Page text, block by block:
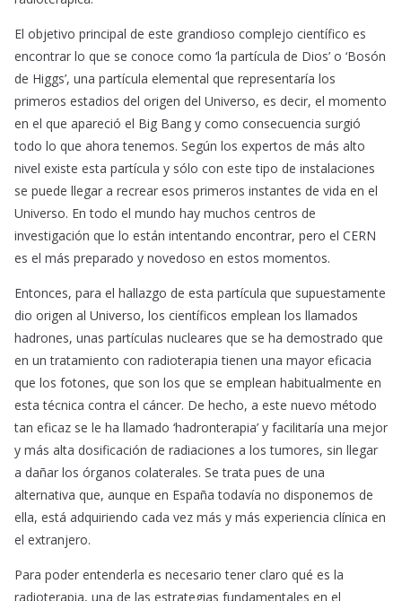
El objetivo principal de este grandioso complejo científico es
encontrar lo que se conoce como ‘la partícula de Dios’ o ‘Bosón
de Higgs’, una partícula elemental que representaría los
primeros estadios del origen del Universo, es decir, el momento
en el que apareció el Big Bang y como consecuencia surgió
todo lo que ahora tenemos. Según los expertos de más alto
nivel existe esta partícula y sólo con este tipo de instalaciones
se puede llegar a recrear esos primeros instantes de vida en el
Universo. En todo el mundo hay muchos centros de
investigación que lo están intentando encontrar, pero el CERN
es el más preparado y novedoso en estos momentos.
Entonces, para el hallazgo de esta partícula que supuestamente
dio origen al Universo, los científicos emplean los llamados
hadrones, unas partículas nucleares que se ha demostrado que
en un tratamiento con radioterapia tienen una mayor eficacia
que los fotones, que son los que se emplean habitualmente en
esta técnica contra el cáncer. De hecho, a este nuevo método
tan eficaz se le ha llamado ‘hadronterapia’ y facilitaría una mejor
y más alta dosificación de radiaciones a los tumores, sin llegar
a dañar los órganos colaterales. Se trata pues de una
alternativa que, aunque en España todavía no disponemos de
ella, está adquiriendo cada vez más y más experiencia clínica en
el extranjero.
Para poder entenderla es necesario tener claro qué es la
radioterapia, una de las estrategias fundamentales en el